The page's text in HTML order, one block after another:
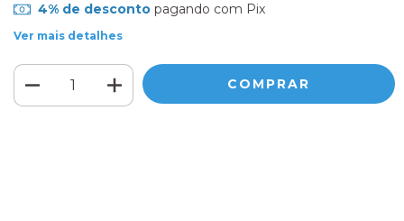
4% de descontopagando com Pix
Ver mais detalhes